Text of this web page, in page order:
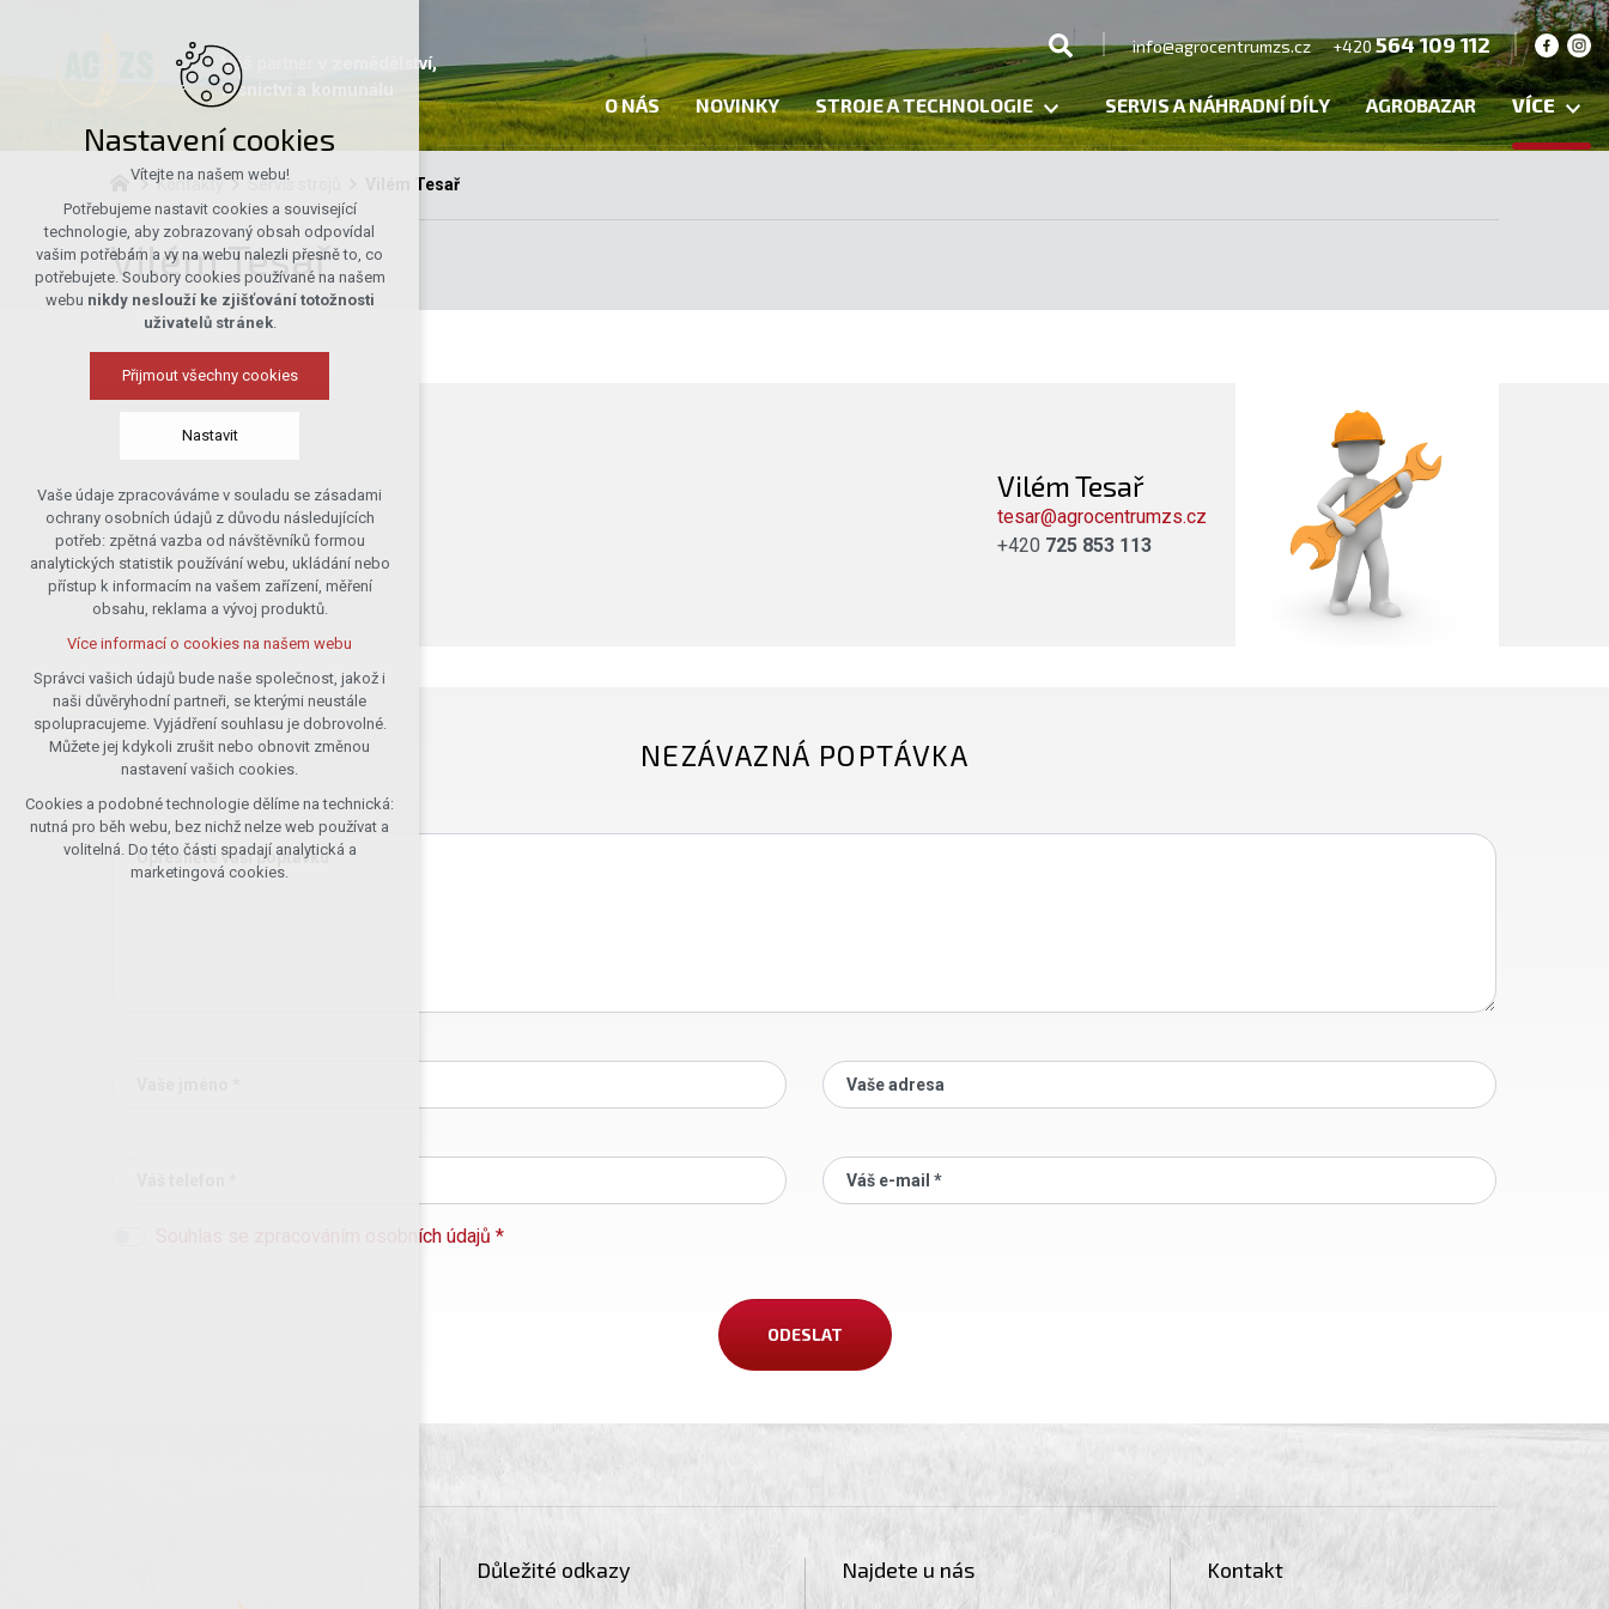
Váš partner
v zemědělství,
lesnictví a komunálu
info@agrocentrumzs.cz +420564 109 112
O NÁS NOVINKY STROJE A TECHNOLOGIE SERVIS A NÁHRADNÍ DÍLY AGROBAZAR VÍCE
Kontakty Servis strojů Vilém Tesař
Vilém Tesař
Vilém Tesař
tesar@agrocentrumzs.cz
+420 725 853 113
NEZÁVAZNÁ POPTÁVKA
Upřesněte vaši poptávku
Vaše adresa
Váš e-mail *
Souhlas se zpracováním osobních údajů *
Důležité odkazy Najdete u nás Kontakt
Nastavení cookies
Vítejte na našem webu!
Potřebujeme nastavit cookies a související
technologie, aby zobrazovaný obsah odpovídal
vašim potřebám a vy na webu nalezli přesně to, co
potřebujete. Soubory cookies používané na našem
webu nikdy neslouží ke zjišťování totožnosti
uživatelů stránek.
Přijmout všechny cookies
Nastavit
Technická cookies
nutná pro provozování webu
udržení kontextu stránek (session):
případná přihlášení, volby jazyka, apod.
Volitelná cookies
analytická pro anonymizované
vyhodnocení návštěvnosti
marketingová cookies (Google)
Více informací o cookies na našem webu
Přijmout všechny cookies
Odmítnout vše
Vaše údaje zpracováváme v souladu se zásadami
ochrany osobních údajů z důvodu následujících
potřeb: zpětná vazba od návštěvníků formou
analytických statistik používání webu, ukládání nebo
přístup k informacím na vašem zařízení, měření
obsahu, reklama a vývoj produktů.
Více informací o cookies na našem webu
Správci vašich údajů bude naše společnost, jakož i
naši důvěryhodní partneři, se kterými neustále
spolupracujeme. Vyjádření souhlasu je dobrovolné.
Můžete jej kdykoli zrušit nebo obnovit změnou
nastavení vašich cookies.
Cookies a podobné technologie dělíme na technická:
nutná pro běh webu, bez nichž nelze web používat a
volitelná. Do této části spadají analytická a
marketingová cookies.